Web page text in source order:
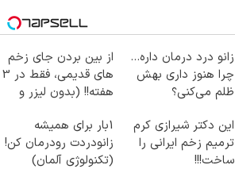
زانو درد درمان داره…
چرا هنوز داری بهش
ظلم می‌کنی؟
از بین بردن جای زخم
های قدیمی، فقط در 3
هفته!! (بدون لیزر و
این دکتر شیرازی کرم
ترمیم زخم ایرانی را
ساخت!!!
1بار برای همیشه
زانودردت رودرمان کن!
(تکنولوژی آلمان)